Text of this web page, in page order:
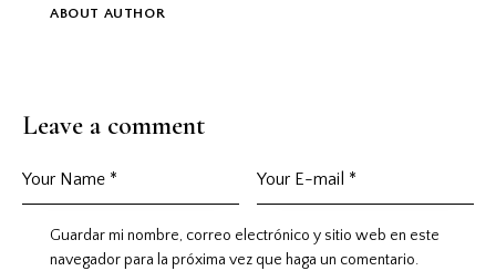
ABOUT AUTHOR
Leave a comment
Guardar mi nombre, correo electrónico y sitio web en este
navegador para la próxima vez que haga un comentario.